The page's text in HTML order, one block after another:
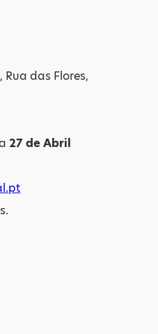
Rua das Flores,
27 de Abril